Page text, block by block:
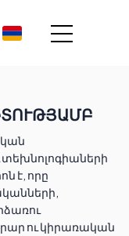
է, որը
ու կիրառական